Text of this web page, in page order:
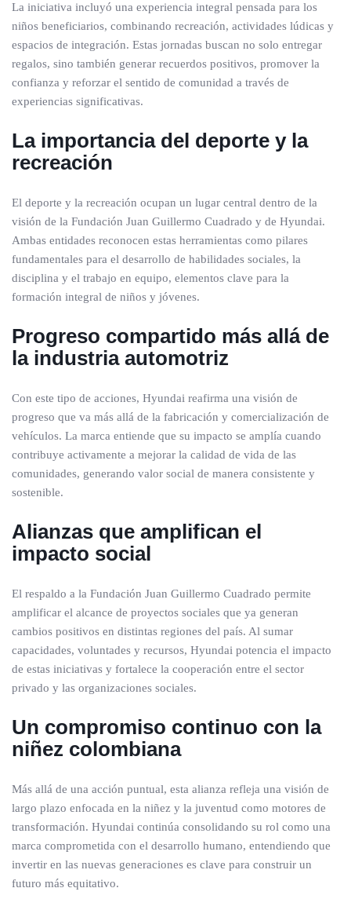
La iniciativa incluyó una experiencia integral pensada para los
niños beneficiarios, combinando recreación, actividades lúdicas y
espacios de integración. Estas jornadas buscan no solo entregar
regalos, sino también generar recuerdos positivos, promover la
confianza y reforzar el sentido de comunidad a través de
experiencias significativas.
La importancia del deporte y la
recreación
El deporte y la recreación ocupan un lugar central dentro de la
visión de la Fundación Juan Guillermo Cuadrado y de Hyundai.
Ambas entidades reconocen estas herramientas como pilares
fundamentales para el desarrollo de habilidades sociales, la
disciplina y el trabajo en equipo, elementos clave para la
formación integral de niños y jóvenes.
Progreso compartido más allá de
la industria automotriz
Con este tipo de acciones, Hyundai reafirma una visión de
progreso que va más allá de la fabricación y comercialización de
vehículos. La marca entiende que su impacto se amplía cuando
contribuye activamente a mejorar la calidad de vida de las
comunidades, generando valor social de manera consistente y
sostenible.
Alianzas que amplifican el
impacto social
El respaldo a la Fundación Juan Guillermo Cuadrado permite
amplificar el alcance de proyectos sociales que ya generan
cambios positivos en distintas regiones del país. Al sumar
capacidades, voluntades y recursos, Hyundai potencia el impacto
de estas iniciativas y fortalece la cooperación entre el sector
privado y las organizaciones sociales.
Un compromiso continuo con la
niñez colombiana
Más allá de una acción puntual, esta alianza refleja una visión de
largo plazo enfocada en la niñez y la juventud como motores de
transformación. Hyundai continúa consolidando su rol como una
marca comprometida con el desarrollo humano, entendiendo que
invertir en las nuevas generaciones es clave para construir un
futuro más equitativo.